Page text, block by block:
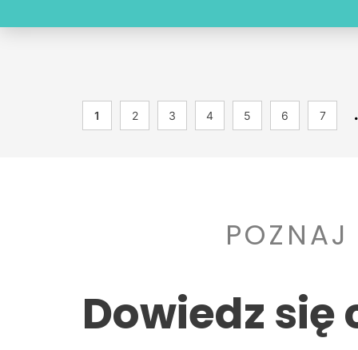
1 2 3 4 5 6 7
Dowiedz się